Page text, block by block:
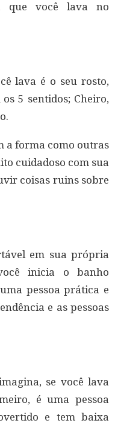
que você lava no
lava é o seu rosto,
5 sentidos; Cheiro,
a forma como outras
cuidadoso com sua
coisas ruins sobre
em sua própria
inicia o banho
pessoa prática e
e as pessoas
se você lava
é uma pessoa
e tem baixa